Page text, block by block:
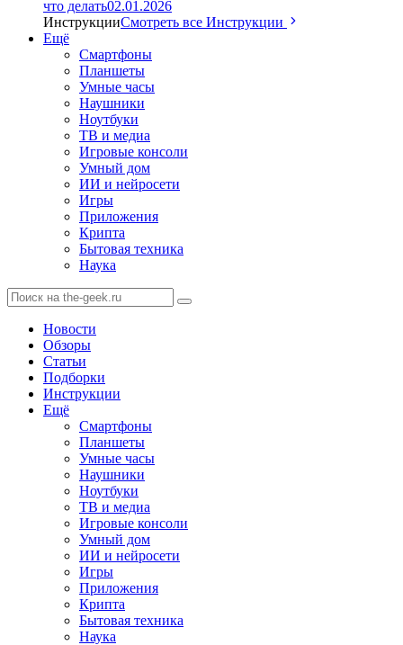
что делать02.01.2026
ИнструкцииСмотреть все Инструкции
Ещё
Смартфоны
Планшеты
Умные часы
Наушники
Ноутбуки
ТВ и медиа
Игровые консоли
Умный дом
ИИ и нейросети
Игры
Приложения
Крипта
Бытовая техника
Наука
Новости
Обзоры
Статьи
Подборки
Инструкции
Ещё
Смартфоны
Планшеты
Умные часы
Наушники
Ноутбуки
ТВ и медиа
Игровые консоли
Умный дом
ИИ и нейросети
Игры
Приложения
Крипта
Бытовая техника
Наука